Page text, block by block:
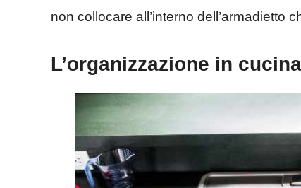
non collocare all’interno dell’armadietto
L’organizzazione in